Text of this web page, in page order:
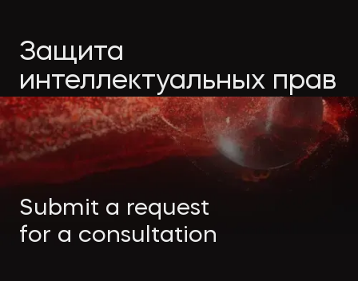
Архитектура
и проектирование
Банкротство
Экологическое
право
news
Media
publications
Useful
materials
Защита
интеллектуальных прав
Submit a request
for a consultation